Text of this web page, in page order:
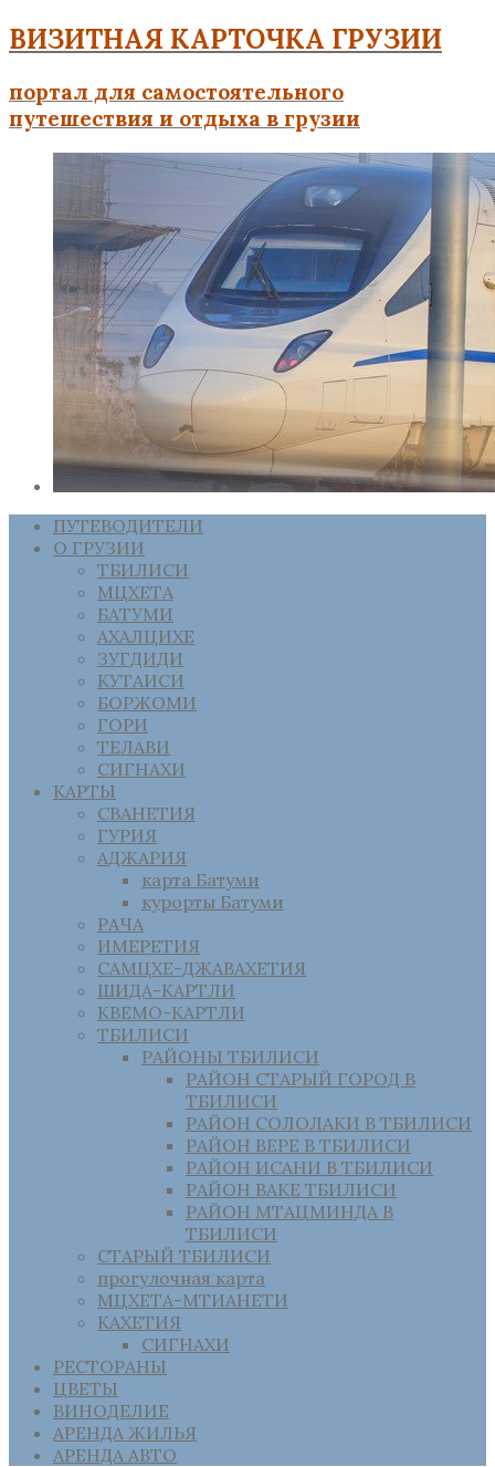
ВИЗИТНАЯ КАРТОЧКА ГРУЗИИ
портал для самостоятельного
путешествия и отдыха в грузии
ПУТЕВОДИТЕЛИ
О ГРУЗИИ
ТБИЛИСИ
МЦХЕТА
БАТУМИ
АХАЛЦИХЕ
ЗУГДИДИ
КУТАИСИ
БОРЖОМИ
ГОРИ
ТЕЛАВИ
СИГНАХИ
КАРТЫ
СВАНЕТИЯ
ГУРИЯ
АДЖАРИЯ
карта Батуми
курорты Батуми
РАЧА
ИМЕРЕТИЯ
САМЦХЕ-ДЖАВАХЕТИЯ
ШИДА-КАРТЛИ
КВЕМО-КАРТЛИ
ТБИЛИСИ
РАЙОНЫ ТБИЛИСИ
РАЙОН СТАРЫЙ ГОРОД В
ТБИЛИСИ
РАЙОН СОЛОЛАКИ В ТБИЛИСИ
РАЙОН ВЕРЕ В ТБИЛИСИ
РАЙОН ИСАНИ В ТБИЛИСИ
РАЙОН ВАКЕ ТБИЛИСИ
РАЙОН МТАЦМИНДА В
ТБИЛИСИ
СТАРЫЙ ТБИЛИСИ
прогулочная карта
МЦХЕТА-МТИАНЕТИ
КАХЕТИЯ
СИГНАХИ
РЕСТОРАНЫ
ЦВЕТЫ
ВИНОДЕЛИЕ
АРЕНДА ЖИЛЬЯ
АРЕНДА АВТО